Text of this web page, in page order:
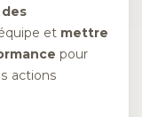
et mettre
pour
actions